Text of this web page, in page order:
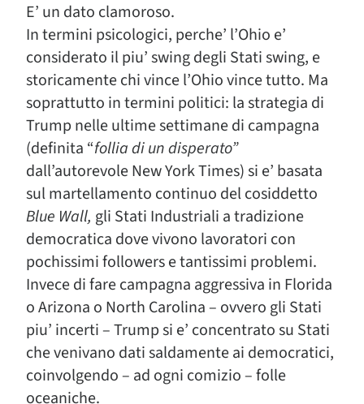
E’ un dato clamoroso.
In termini psicologici, perche’ l’Ohio e’
considerato il piu’ swing degli Stati swing, e
storicamente chi vince l’Ohio vince tutto. Ma
soprattutto in termini politici: la strategia di
Trump nelle ultime settimane di campagna
(definita “follia di un disperato”
dall’autorevole New York Times) si e’ basata
sul martellamento continuo del cosiddetto
Blue Wall, gli Stati Industriali a tradizione
democratica dove vivono lavoratori con
pochissimi followers e tantissimi problemi.
Invece di fare campagna aggressiva in Florida
o Arizona o North Carolina – ovvero gli Stati
piu’ incerti – Trump si e’ concentrato su Stati
che venivano dati saldamente ai democratici,
coinvolgendo – ad ogni comizio – folle
oceaniche.